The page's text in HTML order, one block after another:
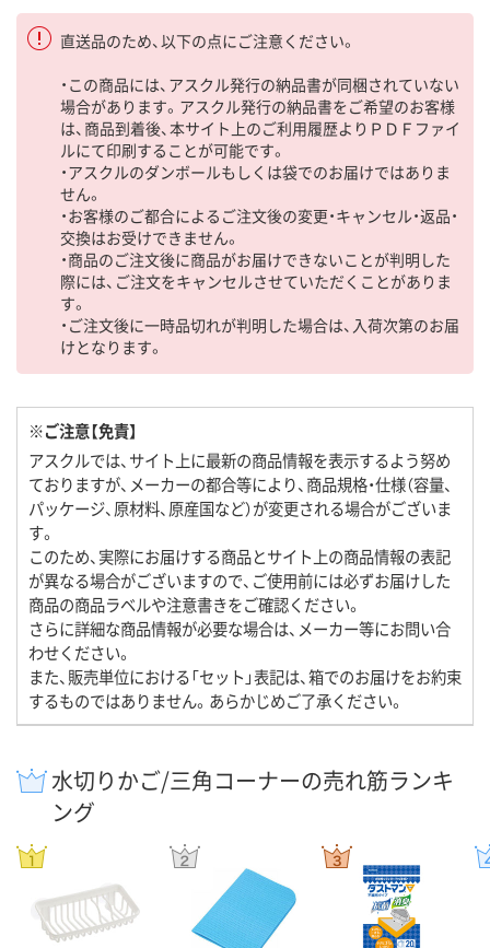
直送品のため、以下の点にご注意ください。
・この商品には、アスクル発行の納品書が同梱されていない
場合があります。アスクル発行の納品書をご希望のお客様
は、商品到着後、本サイト上のご利用履歴よりＰＤＦファイ
ルにて印刷することが可能です。
・アスクルのダンボールもしくは袋でのお届けではありま
せん。
・お客様のご都合によるご注文後の変更・キャンセル・返品・
交換はお受けできません。
・商品のご注文後に商品がお届けできないことが判明した
際には、ご注文をキャンセルさせていただくことがありま
す。
・ご注文後に一時品切れが判明した場合は、入荷次第のお届
けとなります。
※ご注意【免責】
アスクルでは、サイト上に最新の商品情報を表示するよう努め
ておりますが、メーカーの都合等により、商品規格・仕様（容量、
パッケージ、原材料、原産国など）が変更される場合がございま
す。
このため、実際にお届けする商品とサイト上の商品情報の表記
が異なる場合がございますので、ご使用前には必ずお届けした
商品の商品ラベルや注意書きをご確認ください。
さらに詳細な商品情報が必要な場合は、メーカー等にお問い合
わせください。
また、販売単位における「セット」表記は、箱でのお届けをお約束
するものではありません。あらかじめご了承ください。
水切りかご/三角コーナーの売れ筋ランキ
ング